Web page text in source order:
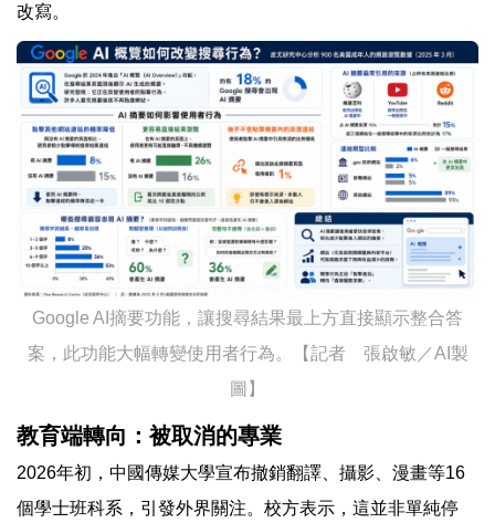
改寫。
Google AI摘要功能，讓搜尋結果最上方直接顯示整合答
案，此功能大幅轉變使用者行為。【記者 張啟敏／AI製
圖】
教育端轉向：被取消的專業
2026年初，中國傳媒大學宣布撤銷翻譯、攝影、漫畫等16
個學士班科系，引發外界關注。校方表示，這並非單純停